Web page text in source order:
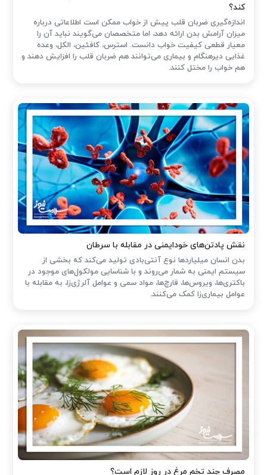
کند؟
اندازه‌گیری ضربان قلب پیش از خواب ممکن است اطلاعاتی درباره
میزان آرامش بدن ارائه دهد، اما متخصصان می‌گویند نباید آن را
معیار قطعی کیفیت خواب دانست. استرس، کافئین، الکل، وعده
غذایی دیرهنگام و بیماری می‌توانند هم ضربان قلب را افزایش دهند و
هم خواب را مختل کنند.
نقش پادتن‌های خودایمنی در مقابله با سرطان
بدن انسان میلیاردها نوع آنتی‌بادی تولید می‌کند که بخشی از
سیستم ایمنی به شمار می‌روند و با شناسایی مولکول‌های موجود در
باکتری‌ها، ویروس‌ها، قارچ‌ها، مواد سمی و عوامل آلرژی‌زا، به مقابله با
عوامل بیماری‌زا کمک می‌کنند.
مصرف چند تخم مرغ در روز لازم است؟